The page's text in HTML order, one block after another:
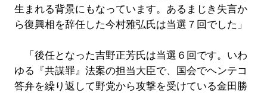
生まれる背景にもなっています。あるまじき失言か
ら復興相を辞任した今村雅弘氏は当選７回でした」
「後任となった吉野正芳氏は当選６回です。いわ
ゆる『共謀罪』法案の担当大臣で、国会でヘンテコ
答弁を繰り返して野党から攻撃を受けている金田勝